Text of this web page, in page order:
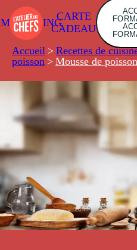
CARTE
CADEAU
Accueil > Recettes de
poisson > Mousse de